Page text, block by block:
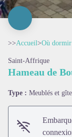
>>Accueil>Où
Saint-Affrique
Hameau de
Type : Meublés et